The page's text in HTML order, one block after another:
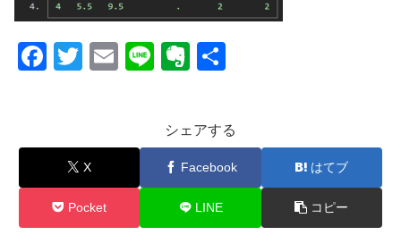
F
e
o
o
T
er
E
Li
E
n
ot
e
シェアする
X Facebook はてブ
Pocket LINE コピー